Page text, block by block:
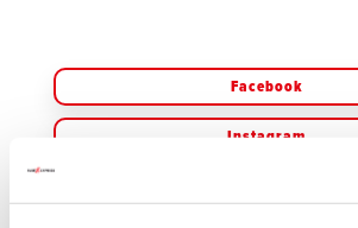
Facebook
Instagram